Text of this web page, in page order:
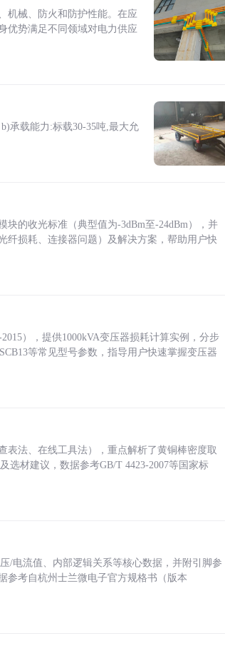
机械、防火和防护性能。在应
优势满足不同领域对电力供应
承载能力:标载30-35吨,最大允
的收光标准（典型值为-3dBm至-24dBm），并
纤损耗、连接器问题）及解决方案，帮助用户快
），提供1000kVA变压器损耗计算实例，分步
等常见型号参数，指导用户快速掌握变压器
表法、在线工具法），重点解析了黄铜棒密度取
选材建议，数据参考GB/T 4423-2007等国家标
/电流值、内部逻辑关系等核心数据，并附引脚参
参考自杭州士兰微电子官方规格书（版本